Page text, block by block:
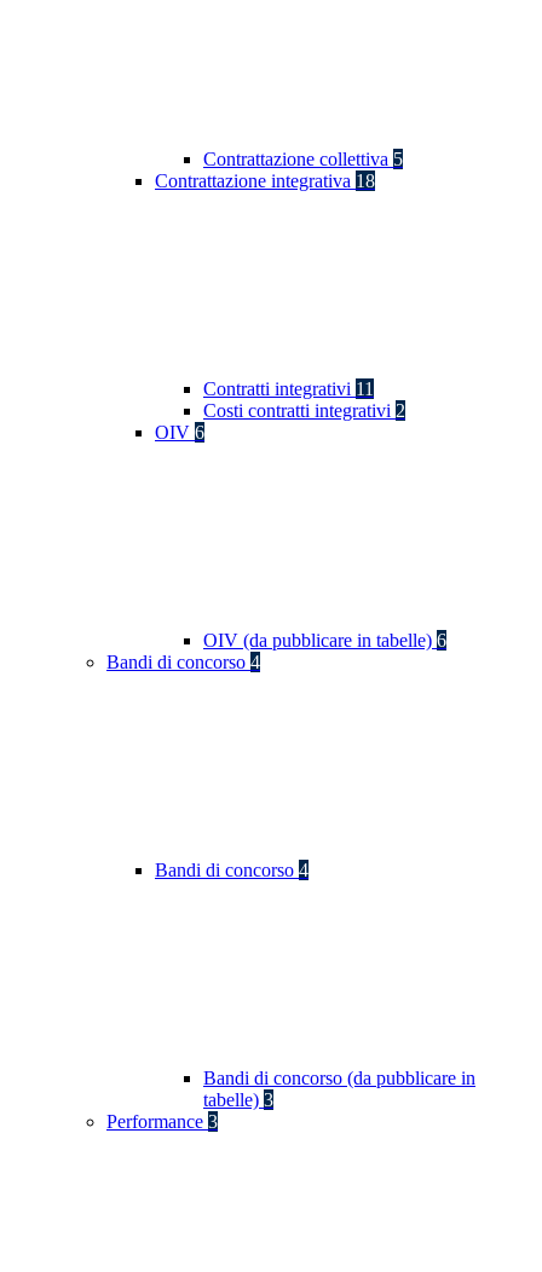
Contrattazione collettiva 5
Contrattazione integrativa 18
Contratti integrativi 11
Costi contratti integrativi 2
OIV 6
OIV (da pubblicare in tabelle) 6
Bandi di concorso 4
Bandi di concorso 4
Bandi di concorso (da pubblicare in
tabelle) 3
Performance 3